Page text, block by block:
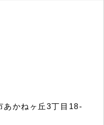
かねヶ丘3丁目18-